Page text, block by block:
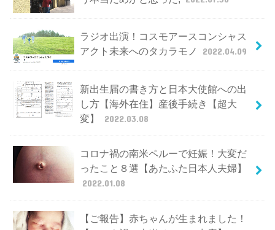
ラジオ出演！コスモアースコンシャス
アクト未来へのタカラモノ
2022.04.09
新出生届の書き方と日本大使館への出
し方【海外在住】産後手続き【超大
変】
2022.03.08
コロナ禍の南米ペルーで妊娠！大変だ
ったこと８選【あたふた日本人夫婦】
2022.01.08
【ご報告】赤ちゃんが生まれました！